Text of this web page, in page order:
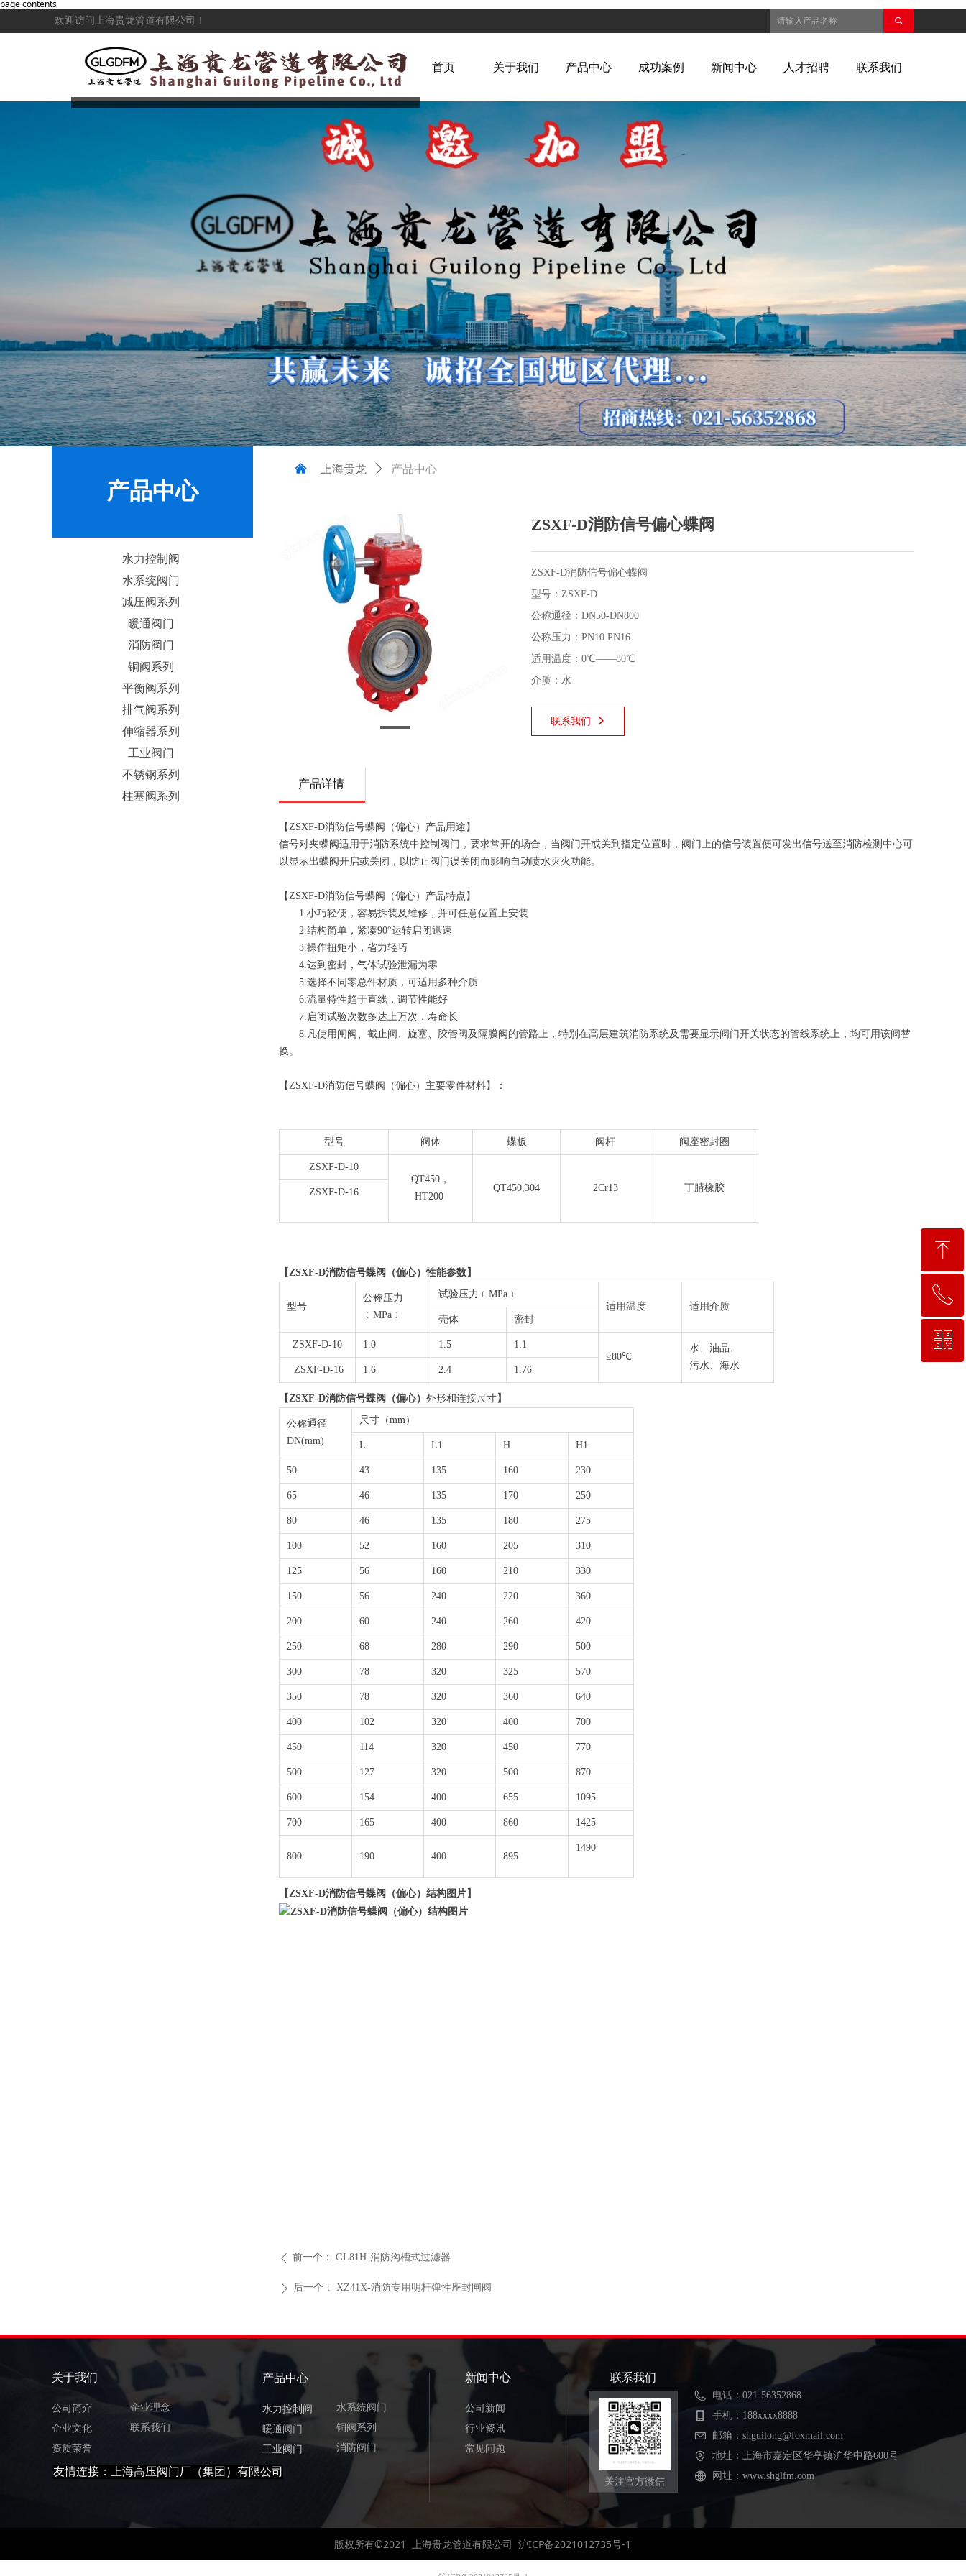
page contents
首页 关于我们 产品中心 成功案例 新闻中心 人才招聘 联系我们
欢迎访问上海贵龙管道有限公司！ 끠
ZSXF-D消防信号偏心蝶阀
ZSXF-D消防信号偏心蝶阀
型号：ZSXF-D
公称通径：DN50-DN800
公称压力：PN10 PN16
适用温度：0℃――80℃
介质：水
ꄴ 前一个： GL81H-消防沟槽式过滤器
ꄲ 后一个： XZ41X-消防专用明杆弹性座封闸阀
【ZSXF-D消防信号蝶阀（偏心）产品用途】
信号对夹蝶阀适用于消防系统中控制阀门，要求常开的场合，当阀门开或关到指定位置时，阀门上的信号装置便可发出信号送至消防检测中心可
以显示出蝶阀开启或关闭，以防止阀门误关闭而影响自动喷水灭火功能。
【ZSXF-D消防信号蝶阀（偏心）产品特点】
1.小巧轻便，容易拆装及维修，并可任意位置上安装
2.结构简单，紧凑90°运转启闭迅速
3.操作扭矩小，省力轻巧
4.达到密封，气体试验泄漏为零
5.选择不同零总件材质，可适用多种介质
6.流量特性趋于直线，调节性能好
7.启闭试验次数多达上万次，寿命长
8.凡使用闸阀、截止阀、旋塞、胶管阀及隔膜阀的管路上，特别在高层建筑消防系统及需要显示阀门开关状态的管线系统上，均可用该阀替
换。
【ZSXF-D消防信号蝶阀（偏心）主要零件材料】：
型号 阀体 蝶板 阀杆 阀座密封圈
ZSXF-D-10
QT450，
HT200
QT450,304 2Cr13 丁腈橡胶
ZSXF-D-16
【ZSXF-D消防信号蝶阀（偏心）性能参数】
型号
公称压力
﹝MPa﹞
试验压力﹝MPa﹞
适用温度
适用介质
壳体
密封
ZSXF-D-10 1.0 1.5
1.1
≤80℃
水、油品、
污水、海水
ZSXF-D-16 1.6 2.4 1.76
【ZSXF-D消防信号蝶阀（偏心） 外形和连接尺寸】
公称通径
DN(mm)
尺寸（mm）
L L1 H H1
50 43 135 160 230
65 46 135 170 250
80 46 135 180 275
100 52 160 205 310
125 56 160 210 330
150 56 240 220 360
200 60 240 260 420
250 68 280 290 500
300 78 320 325 570
350 78 320 360 640
400 102 320 400 700
450 114 320 450 770
500 127 320 500 870
600 154 400 655 1095
700 165 400 860 1425
800 190 400 895
1490
【ZSXF-D消防信号蝶阀（偏心） 结构图片】
产品中心
水力控制阀
水系统阀门
减压阀系列
暖通阀门
消防阀门
铜阀系列
平衡阀系列
排气阀系列
伸缩器系列
工业阀门
不锈钢系列
柱塞阀系列
낀 上海贵龙 ꄲ 产品中心
联系我们 넲
产品详情
关于我们
公司简介
企业文化
资质荣誉
企业理念
联系我们
产品中心
水力控制阀
暖通阀门
工业阀门
水系统阀门
铜阀系列
消防阀门
新闻中心
公司新闻
行业资讯
常见问题
电话： 021-56352868
手机： 188xxxx8888
邮箱： shguilong@foxmail.com
地址： 上海市嘉定区华亭镇沪华中路600号
网址： www.shglfm.com
联系我们
关注官方微信
友情连接： 上海高压阀门厂（集团）有限公司
版权所有©2021 上海贵龙管道有限公司 沪ICP备2021012735号-1
页面标题-双击进行编辑
ꁸ
回到顶部
ꂅ
021-56352868
ꀥ